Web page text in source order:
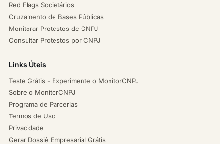
Red Flags Societários
Cruzamento de Bases Públicas
Monitorar Protestos de CNPJ
Consultar Protestos por CNPJ
Links Úteis
Teste Grátis - Experimente o MonitorCNPJ
Sobre o MonitorCNPJ
Programa de Parcerias
Termos de Uso
Privacidade
Gerar Dossiê Empresarial Grátis